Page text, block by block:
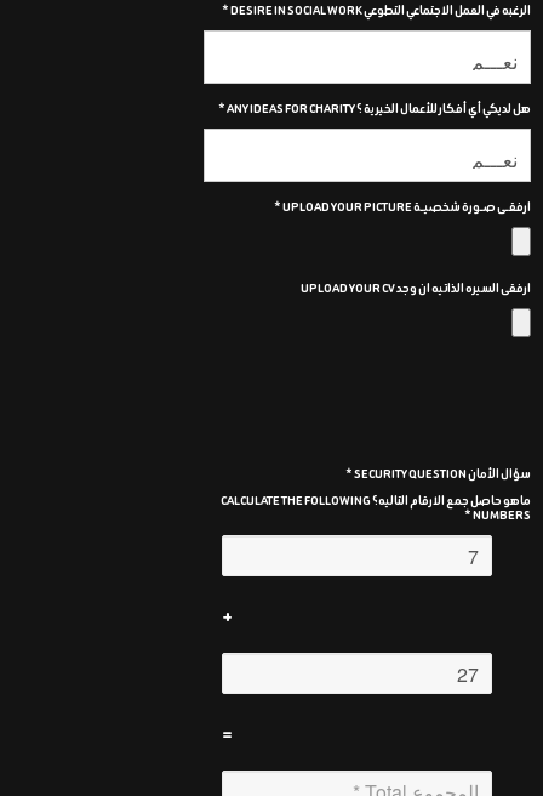
الرغبه في العمل الاجتماعي التطوعي DESIRE IN SOCIAL WORK *
هل لديكي أي أفكار للأعمال الخيرية ؟ ANY IDEAS FOR CHARITY *
ارفقـى صـورة شخصيـة UPLOAD YOUR PICTURE *
ارفقى السيره الذاتيه ان وجد UPLOAD YOUR CV
سؤال الأمان SECURITY QUESTION *
ماهو حاصل جمع الارقام التاليه؟ CALCULATE THE FOLLOWING
NUMBERS *
+
=